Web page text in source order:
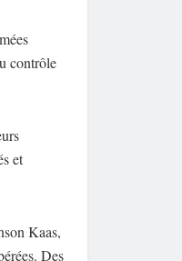
contrôle
et
Kaas,
Des